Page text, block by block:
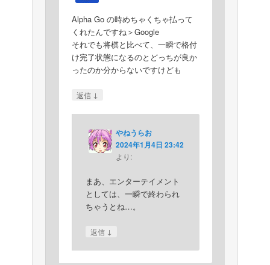
Alpha Go の時めちゃくちゃ払って
くれたんですね＞Google
それでも将棋と比べて、一瞬で格付
け完了状態になるのとどっちが良か
ったのか分からないですけども
返信 ↓
やねうらお
2024年1月4日 23:42
より:
まあ、エンターテイメント
としては、一瞬で終わられ
ちゃうとね…。
返信 ↓